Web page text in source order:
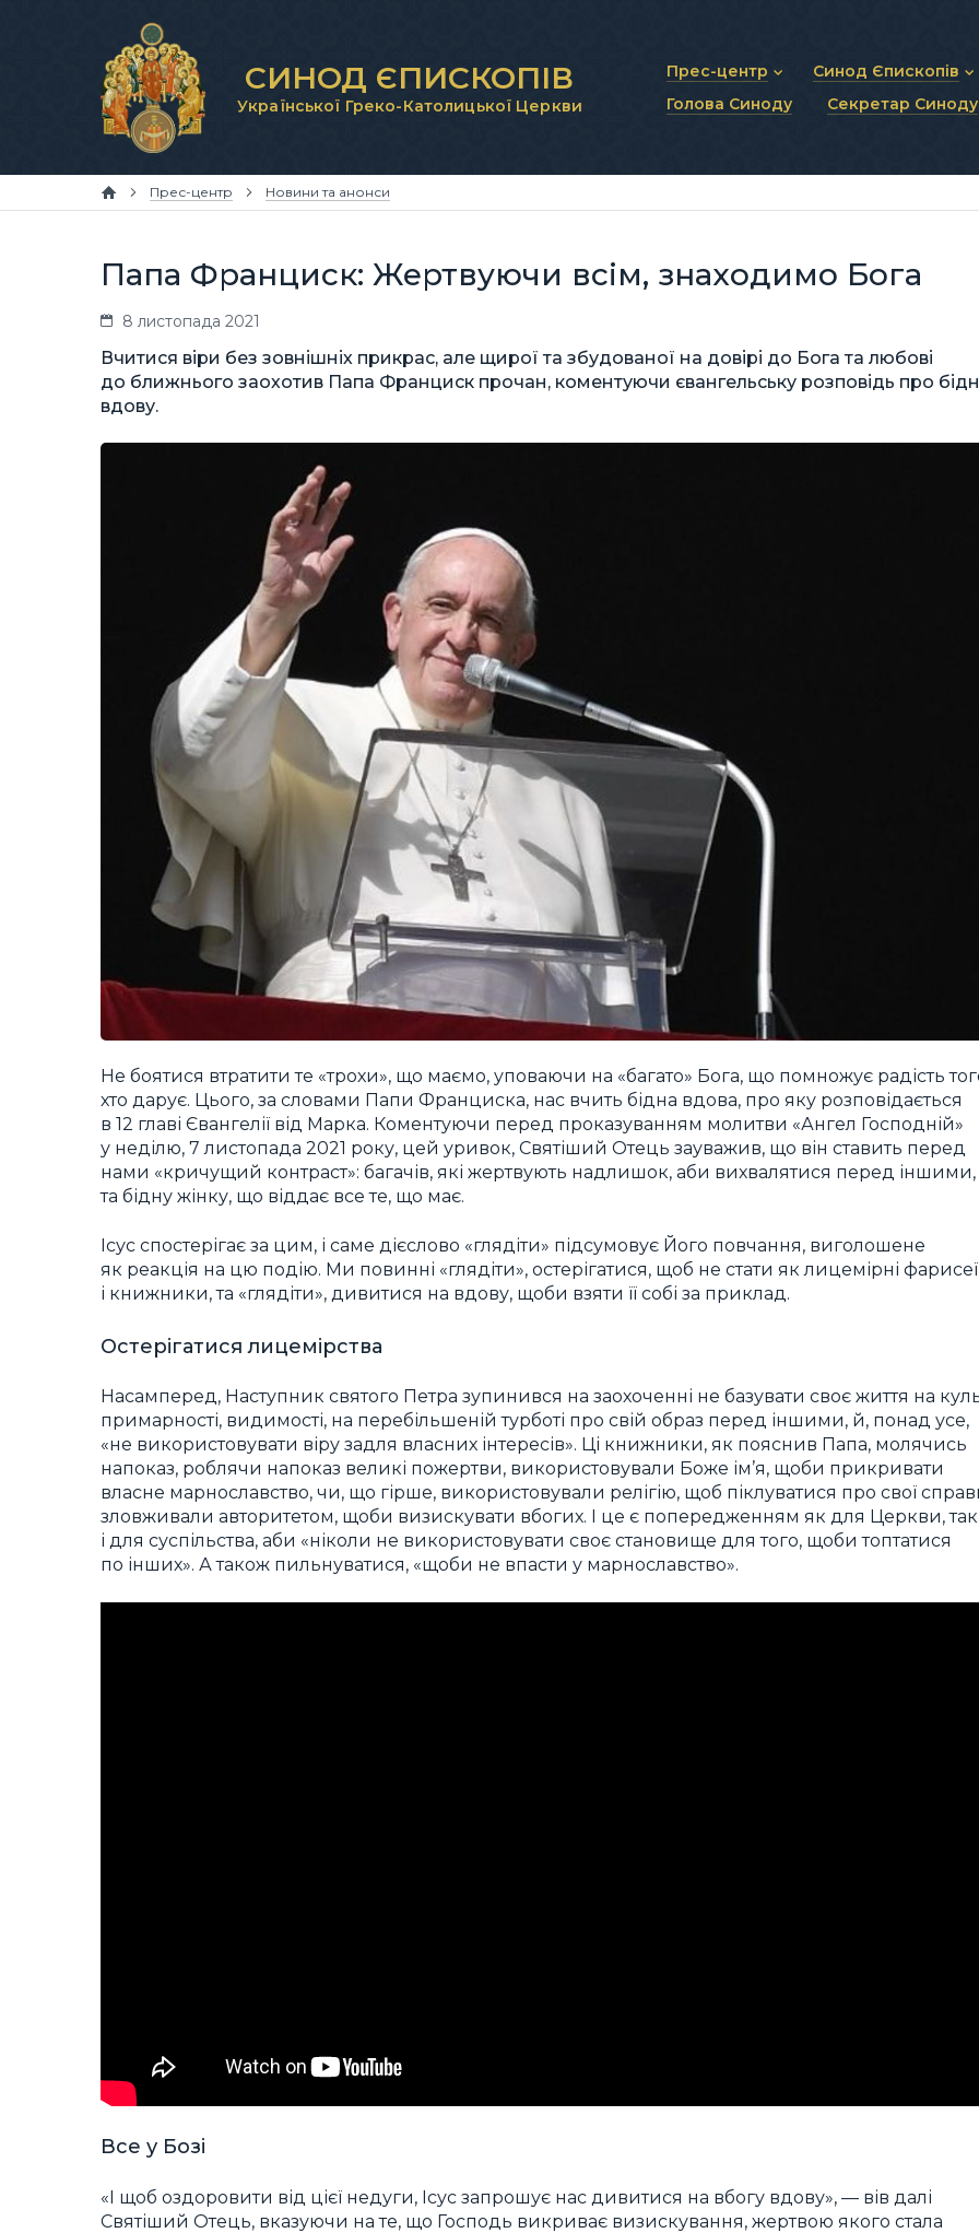
СИНОД ЄПИСКОПІВ
Української Греко-Католицької Церкви
Прес-центр
Новини та анонси
Синод Єпископів
Статут Синоду
Синодальні органи
Голова Синоду Секретар Синоду
Прес-центр Новини та анонси
Папа Франциск: Жертвуючи всім, знаходимо Бога
8 листопада 2021
Вчитися віри без зовнішніх прикрас, але щирої та збудованої на довірі до Бога та любові
до ближнього заохотив Папа Франциск прочан, коментуючи євангельську розповідь про
вдову.
Не боятися втратити те «трохи», що маємо, уповаючи на «багато» Бога, що помножує радість
хто дарує. Цього, за словами Папи Франциска, нас вчить бідна вдова, про яку розповідається
в 12 главі Євангелії від Марка. Коментуючи перед проказуванням молитви «Ангел Господній»
у неділю, 7 листопада 2021 року, цей уривок, Святіший Отець зауважив, що він ставить перед
нами «кричущий контраст»: багачів, які жертвують надлишок, аби вихвалятися перед іншими,
та бідну жінку, що віддає все те, що має.
Ісус спостерігає за цим, і саме дієслово «глядіти» підсумовує Його повчання, виголошене
як реакція на цю подію. Ми повинні «глядіти», остерігатися, щоб не стати як лицемірні фарисеї
і книжники, та «глядіти», дивитися на вдову, щоби взяти її собі за приклад.
Остерігатися лицемірства
Насамперед, Наступник святого Петра зупинився на заохоченні не базувати своє життя на
примарності, видимості, на перебільшеній турботі про свій образ перед іншими, й, понад усе,
«не використовувати віру задля власних інтересів». Ці книжники, як пояснив Папа, молячись
напоказ, роблячи напоказ великі пожертви, використовували Боже ім’я, щоби прикривати
власне марнославство, чи, що гірше, використовували релігію, щоб піклуватися про свої
зловживали авторитетом, щоби визискувати вбогих. І це є попередженням як для Церкви, так
і для суспільства, аби «ніколи не використовувати своє становище для того, щоби топтатися
по інших». А також пильнуватися, «щоби не впасти у марнославство».
Все у Бозі
«І щоб оздоровити від цієї недуги, Ісус запрошує нас дивитися на вбогу вдову», — вів далі
Святіший Отець, вказуючи на те, що Господь викриває визискування, жертвою якого стала